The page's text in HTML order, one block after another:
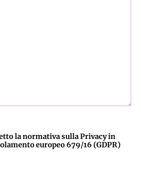
la normativa sulla Privacy in
europeo 679/16 (GDPR)